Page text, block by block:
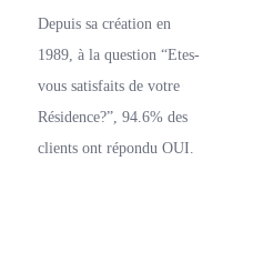
Depuis sa création en
1989, à la question “Etes-
vous satisfaits de votre
Résidence?”, 94.6% des
clients ont répondu OUI.